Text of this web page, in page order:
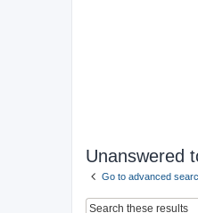
Unanswered
Go to advanced